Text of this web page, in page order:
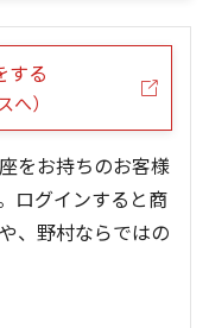
する
へ）
をお持ちのお客様
ログインすると商
、野村ならではの